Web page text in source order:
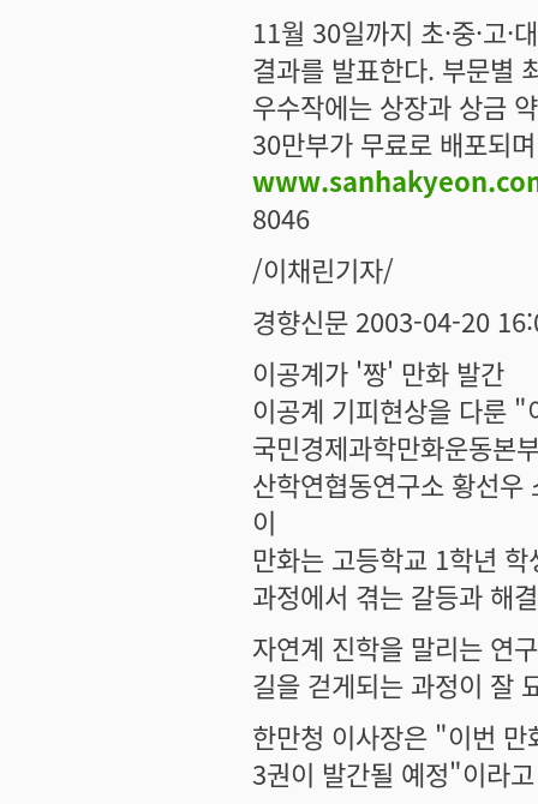
11월 30일까지 초·중·고·
결과를 발표한다. 부문별
우수작에는 상장과 상금
30만부가 무료로 배포되
8046
/이채린기자/
경향신문 2003-04-20
이공계가 '짱' 만화 발간
이공계 기피현상을 다룬
국민경제과학만화운동본
산학연협동연구소 황선
이
만화는 고등학교 1학년
과정에서 겪는 갈등과 해
자연계 진학을 말리는 연
길을 걷게되는 과정이 잘
한만청 이사장은 "이번
3권이 발간될 예정"이라